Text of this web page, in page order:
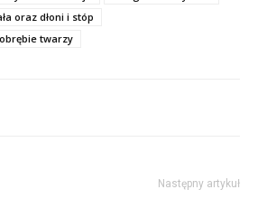
oraz dłoni i stóp
twarzy
Następny artykuł